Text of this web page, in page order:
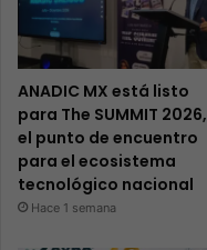
ANADIC MX está listo
para The SUMMIT 2026,
el punto de encuentro
para el ecosistema
tecnológico nacional
Hace 1 semana